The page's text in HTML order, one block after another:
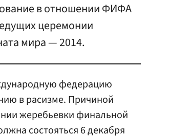
в отношении ФИФА
церемонии
мира — 2014.
федерацию
в расизме. Причиной
жеребьевки финальной
состояться 6 декабря